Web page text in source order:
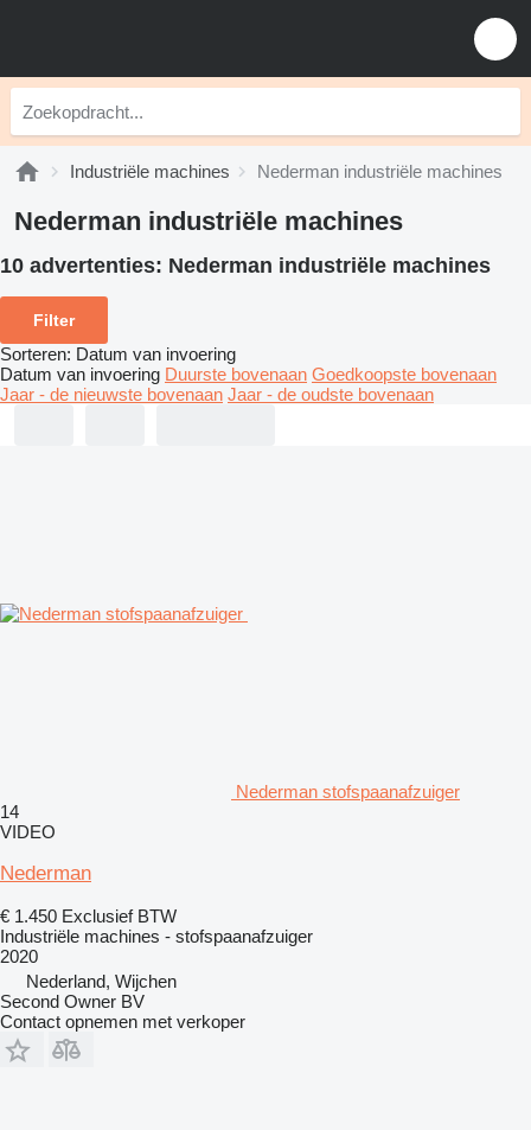
Industriële machines Nederman industriële machines
Nederman industriële machines
10 advertenties: Nederman industriële machines
Filter
Sorteren: Datum van invoering
Datum van invoering Duurste bovenaan Goedkoopste bovenaan
Jaar - de nieuwste bovenaan Jaar - de oudste bovenaan
Nederman stofspaanafzuiger
14
VIDEO
Nederman
€ 1.450 Exclusief BTW
Industriële machines - stofspaanafzuiger
2020
Nederland, Wijchen
Second Owner BV
Contact opnemen met verkoper